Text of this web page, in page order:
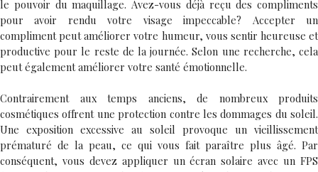
le pouvoir du maquillage. Avez-vous déjà reçu des compliments
pour avoir rendu votre visage impeccable? Accepter un
compliment peut améliorer votre humeur, vous sentir heureuse et
productive pour le reste de la journée. Selon une recherche, cela
peut également améliorer votre santé émotionnelle.
Contrairement aux temps anciens, de nombreux produits
cosmétiques offrent une protection contre les dommages du soleil.
Une exposition excessive au soleil provoque un vieillissement
prématuré de la peau, ce qui vous fait paraître plus âgé. Par
conséquent, vous devez appliquer un écran solaire avec un FPS